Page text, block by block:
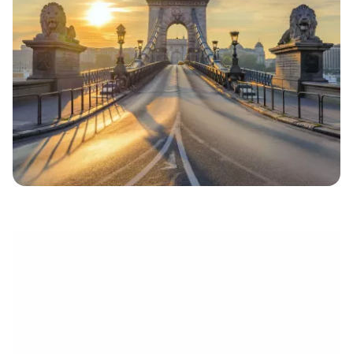
Kontynuuj z e-mailem